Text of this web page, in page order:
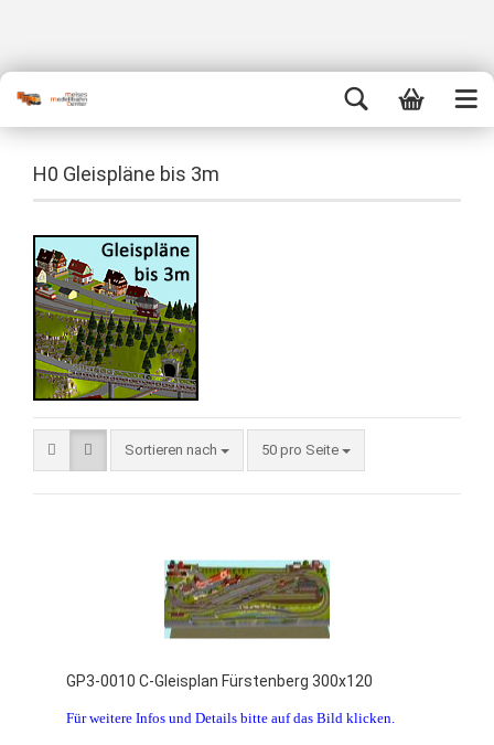
H0 Gleispläne bis 3m
Sortieren nach 50 pro Seite
GP3-0010 C-Gleisplan Fürstenberg 300x120
Für weitere Infos und Details bitte auf das Bild klicken.